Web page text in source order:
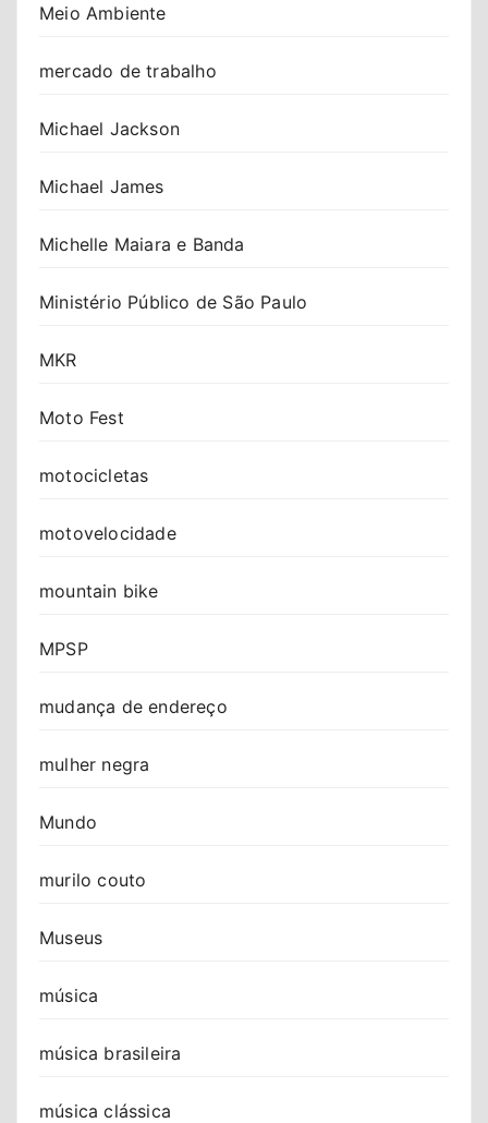
Meio Ambiente
mercado de trabalho
Michael Jackson
Michael James
Michelle Maiara e Banda
Ministério Público de São Paulo
MKR
Moto Fest
motocicletas
motovelocidade
mountain bike
MPSP
mudança de endereço
mulher negra
Mundo
murilo couto
Museus
música
música brasileira
música clássica